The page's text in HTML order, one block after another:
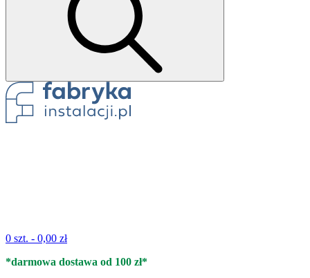
0 szt. - 0,00 zł
*darmowa dostawa od 100 zł*